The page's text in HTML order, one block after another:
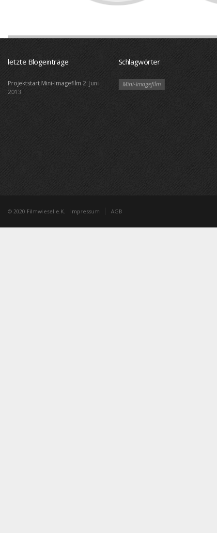
letzte Blogeinträge
Projektstart Mini-Imagefilm 2. Juni
2013
Schlagwörter
Mini-Imagefilm
© 2020 Filmwiesel e.K. Impressum AGB